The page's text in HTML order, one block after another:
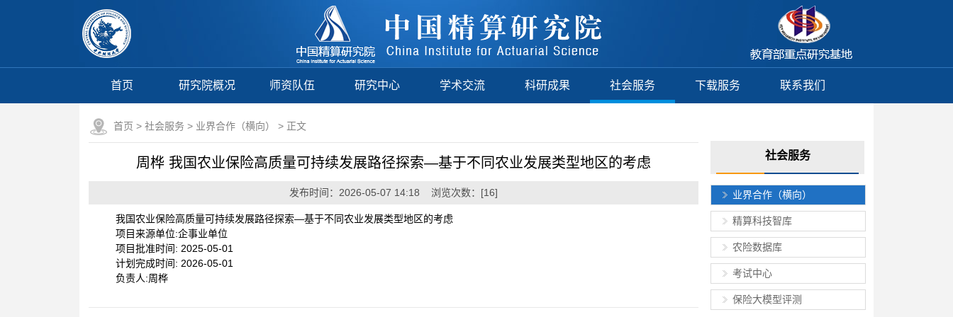
首页 研究院概况 师资队伍 研究中心 学术交流 科研成果 社会服务 下载服务 联系我们
首页 > 社会服务 > 业界合作（横向） > 正文
周桦 我国农业保险高质量可持续发展路径探索—基于不同农业发展类型地区的考虑
发布时间：2026-05-07 14:18 浏览次数：[16]
我国农业保险高质量可持续发展路径探索—基于不同农业发展类型地区的考虑
项目来源单位:企事业单位
项目批准时间: 2025-05-01
计划完成时间: 2026-05-01
负责人:周桦
社会服务
业界合作（横向）
精算科技智库
农险数据库
考试中心
保险大模型评测